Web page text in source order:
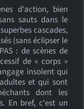
d'action, bien
sauts dans le
cascades,
(sans éclipser le
: de scènes de
de « corps »
insolent qui
et qui sont
dont les
En bref, c'est un